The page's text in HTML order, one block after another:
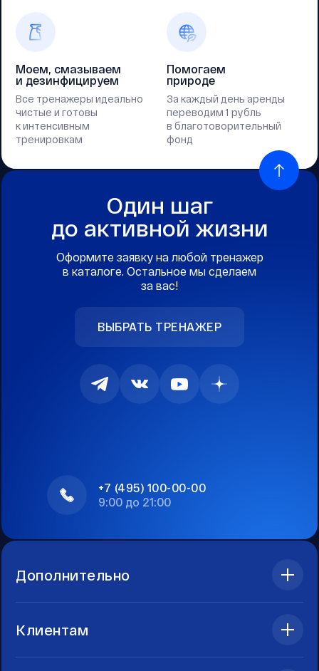
Моем, смазываем
и дезинфицируем
Все тренажеры идеально
чистые и готовы
к интенсивным
тренировкам
Помогаем
природе
За каждый день аренды
переводим 1 рубль
в благотоворительный
фонд
Один шаг
до активной жизни
Оформите заявку на любой тренажер
в каталоге. Остальное мы сделаем
за вас!
ВЫБРАТЬ ТРЕНАЖЕР
+7 (495) 100-00-00
9:00 до 21:00
Дополнительно
Клиентам